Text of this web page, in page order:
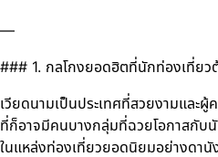
—
### 1. กลโกงยอดฮิตที่นักท่องเที่ยวต้
เวียดนามเป็นประเทศที่สวยงามและ
ที่ก็อาจมีคนบางกลุ่มที่ฉวยโอกาสกับนั
ในแหล่งท่องเที่ยวยอดนิยมอย่างดานั